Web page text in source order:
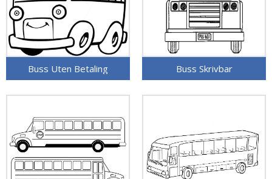
Buss Uten Betaling Buss Skrivbar